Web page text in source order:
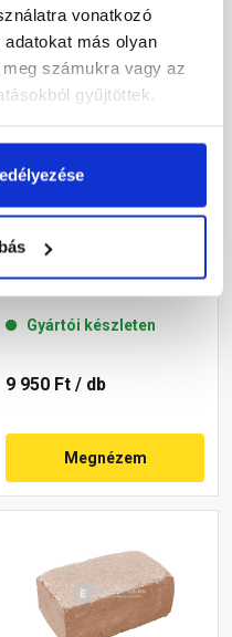
vonatkozó
más olyan
számukra vagy az
gyűjtöttek.
Leier lábazati kúpos fedlap
cm
Gyártói készleten
9 950 Ft / db
Megnézem